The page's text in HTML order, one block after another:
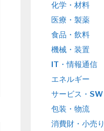
化学・材料
医療・製薬
食品・飲料
機械・装置
IT・情報通信
エネルギー
サービス・SW
包装・物流
消費財・小売り